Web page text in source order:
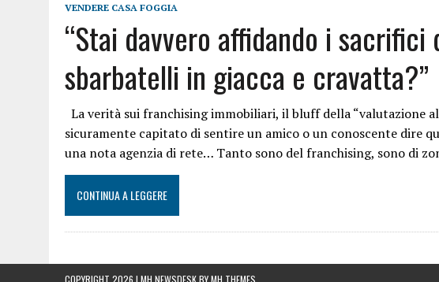
VENDERE CASA FOGGIA
“Stai davvero affidando i sacrifici
sbarbatelli in giacca e cravatta?”
La verità sui franchising immobiliari, il bluff della “valutazione
sicuramente capitato di sentire un amico o un conoscente dire
una nota agenzia di rete… Tanto sono del franchising, sono di
CONTINUA A LEGGERE
COPYRIGHT 2026 | MH NEWSDESK BYMH THEMES